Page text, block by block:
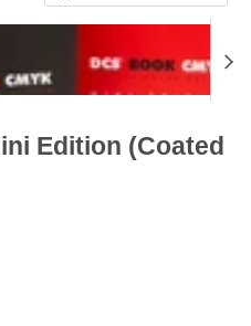
Edition (Coated